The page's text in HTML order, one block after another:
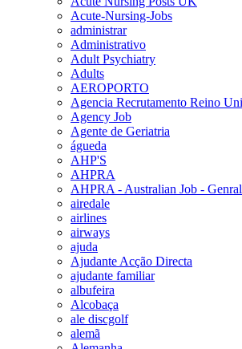
Acute-Nursing-Jobs
administrar
Administrativo
Adult Psychiatry
Adults
AEROPORTO
Agencia Recrutamento Reino
Agency Job
Agente de Geriatria
águeda
AHP'S
AHPRA
AHPRA - Australian Job -
airedale
airlines
airways
ajuda
Ajudante Acção Directa
ajudante familiar
albufeira
Alcobaça
ale discgolf
alemã